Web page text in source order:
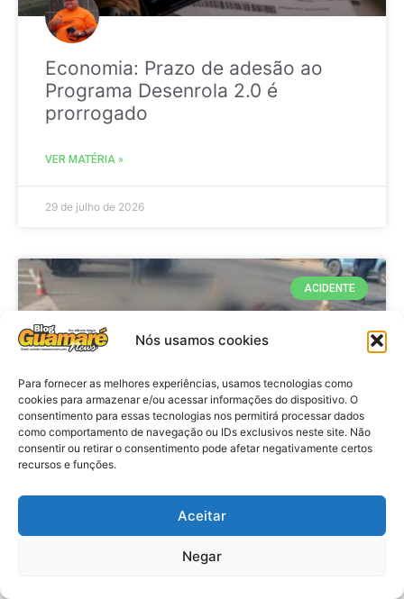
Nós usamos cookies
Para fornecer as melhores experiências, usamos tecnologias como
cookies para armazenar e/ou acessar informações do dispositivo. O
consentimento para essas tecnologias nos permitirá processar dados
como comportamento de navegação ou IDs exclusivos neste site. Não
consentir ou retirar o consentimento pode afetar negativamente certos
recursos e funções.
Aceitar
Negar
Economia: Prazo de adesão ao
Programa Desenrola 2.0 é
prorrogado
VER MATÉRIA »
29 de julho de 2026
ACIDENTE
Acidente: A caminho do trabalho
professora se envolve em
acidente e vai a obito na RN 118
no Alto do Rodrigues, RN